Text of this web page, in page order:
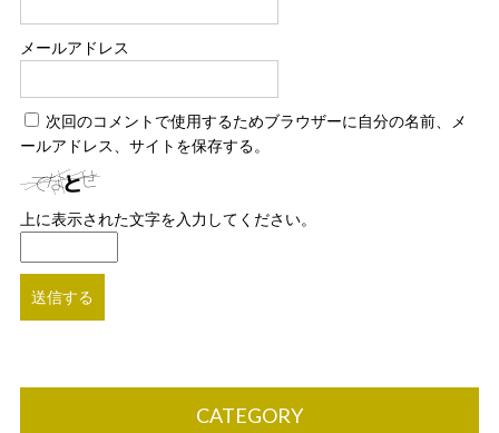
メールアドレス
次回のコメントで使用するためブラウザーに自分の名前、メ
ールアドレス、サイトを保存する。
上に表示された文字を入力してください。
CATEGORY